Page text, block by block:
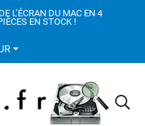
L’ÉCRAN DU MAC EN 4
EN STOCK !
SOCIAL LINK
SOCIAL LINK